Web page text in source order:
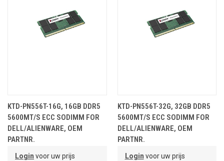
KTD-PN556T-16G, 16GB DDR5
5600MT/S ECC SODIMM FOR
DELL/ALIENWARE, OEM
PARTNR.
Login voor uw prijs
KTD-PN556T-32G, 32GB DDR5
5600MT/S ECC SODIMM FOR
DELL/ALIENWARE, OEM
PARTNR.
Login voor uw prijs